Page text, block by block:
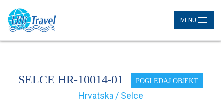
MENU
SELCE HR-10014-01 POGLEDAJ OBJEKT
Hrvatska / Selce